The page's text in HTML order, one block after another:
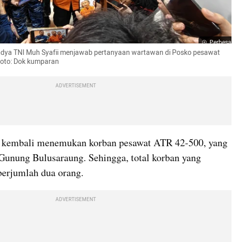
Perbesar
TNI Muh Syafii menjawab pertanyaan wartawan di Posko pesawat
Dok kumparan
ADVERTISEMENT
menemukan korban pesawat ATR 42-500, yang
Bulusaraung. Sehingga, total korban yang
dua orang.
ADVERTISEMENT